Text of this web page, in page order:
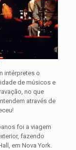
intérpretes o
de músicos e
no que
através de
foi a viagem
fazendo
em Nova York.